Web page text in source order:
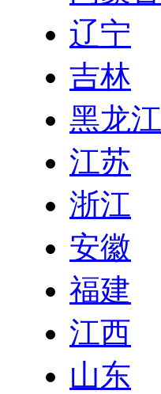
辽宁
吉林
黑龙江
江苏
浙江
安徽
福建
江西
山东